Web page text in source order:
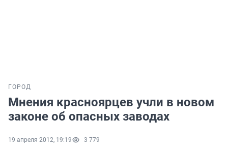
ГОРОД
Мнения красноярцев учли в новом
законе об опасных заводах
19 апреля 2012, 19:19 3 779